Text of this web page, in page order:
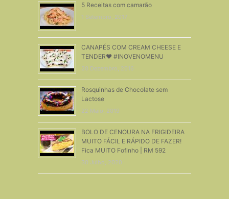
5 Receitas com camarão
1 Setembro, 2017
CANAPÉS COM CREAM CHEESE E
TENDER❤ #INOVENOMENU
20 Dezembro, 2016
Rosquinhas de Chocolate sem
Lactose
22 Maio, 2019
BOLO DE CENOURA NA FRIGIDEIRA
MUITO FÁCIL E RÁPIDO DE FAZER!
Fica MUITO Fofinho | RM 592
30 Julho, 2020